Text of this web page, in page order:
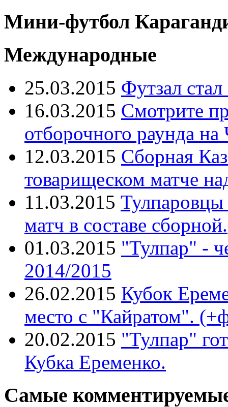
Мини-футбол
Международные
25.03.2015 Футзал
16.03.2015 Смотрите
отборочного раунда
12.03.2015 Сборная
товарищеском матче
11.03.2015 Тулпаровцы
матч в составе сборной.
01.03.2015 "Тулпар" -
2014/2015
26.02.2015 Кубок
место с "Кайратом".
20.02.2015 "Тулпар"
Кубка Еременко.
Самые